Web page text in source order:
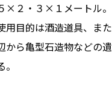
×２・３×１メートル。
用目的は酒造道具、また
から亀型石造物などの遺